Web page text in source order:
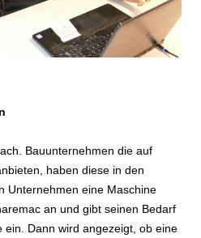
Bauunternehmen die auf
haben diese in den
Unternehmen eine Maschine
an und gibt seinen Bedarf
ein. Dann wird angezeigt, ob eine